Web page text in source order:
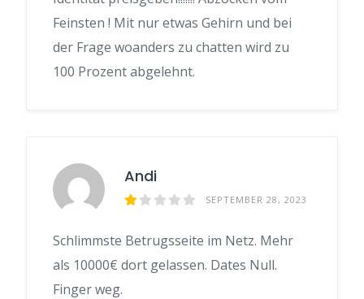
Feinsten ! Mit nur etwas Gehirn und bei
der Frage woanders zu chatten wird zu
100 Prozent abgelehnt.
Andi
SEPTEMBER 28, 2023
Schlimmste Betrugsseite im Netz. Mehr
als 10000€ dort gelassen. Dates Null.
Finger weg.